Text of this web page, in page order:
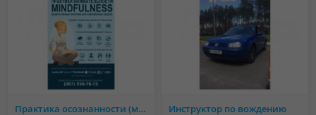
Практика осознанности (медитация «майндфулнесс») Инструктор по вождению